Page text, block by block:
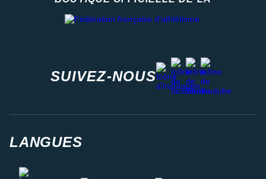
SUIVEZ-NOUS
instagram
facebook
stravayoutube
LANGUES